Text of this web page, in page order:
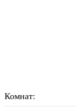
Комнат: